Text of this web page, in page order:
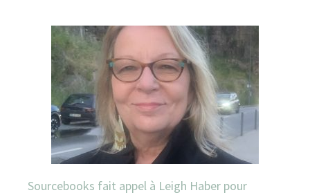
Sourcebooks fait appel à Leigh Haber pour